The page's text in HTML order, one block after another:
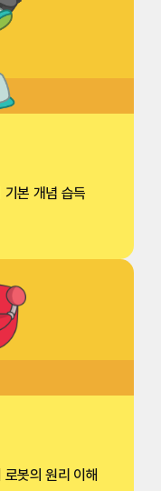
기본 개념 습득
로봇의 원리 이해